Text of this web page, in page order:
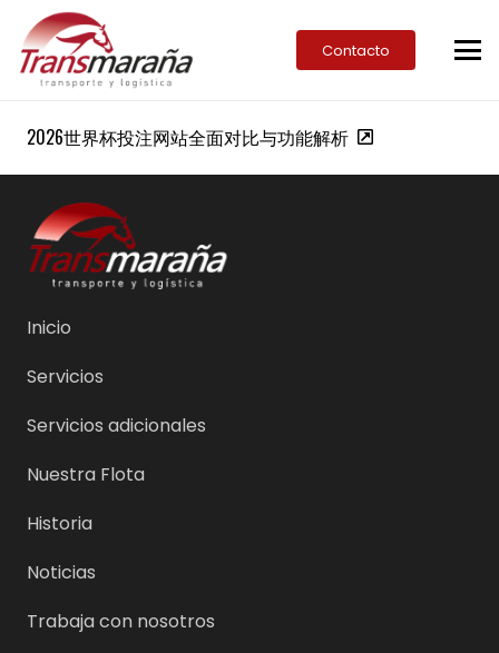
Contacto
2026世界杯投注网站全面对比与功能解析
Inicio
Servicios
Servicios adicionales
Nuestra Flota
Historia
Noticias
Trabaja con nosotros